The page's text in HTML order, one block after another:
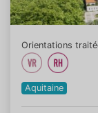
Orientations
Aquitaine